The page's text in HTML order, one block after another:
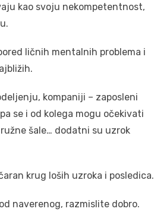
kao svoju nekompetentnost,
ličnih mentalnih problema i
kompaniji – zaposleni
se i od kolega mogu očekivati
šale… dodatni su uzrok
krug loših uzroka i posledica.
naverenog, razmislite dobro.